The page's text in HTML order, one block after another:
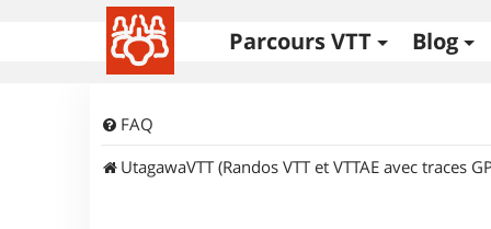
Parcours VTT Blog
FAQ
UtagawaVTT (Randos VTT et VTTAE avec traces